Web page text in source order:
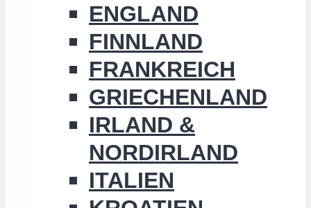
ENGLAND
FINNLAND
FRANKREICH
GRIECHENLAND
IRLAND &
NORDIRLAND
ITALIEN